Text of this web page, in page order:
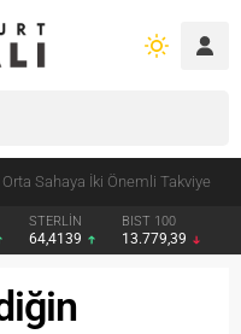
Mesleği Tanıtıldı
STERLİN
64,4139
BIST 100
13.779,39